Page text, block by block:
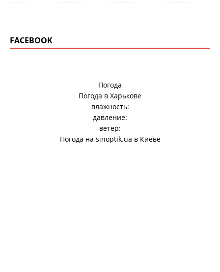
FACEBOOK
Погода
Погода в Харькове
влажность:
давление:
ветер:
Погода на sinoptik.ua в Киеве